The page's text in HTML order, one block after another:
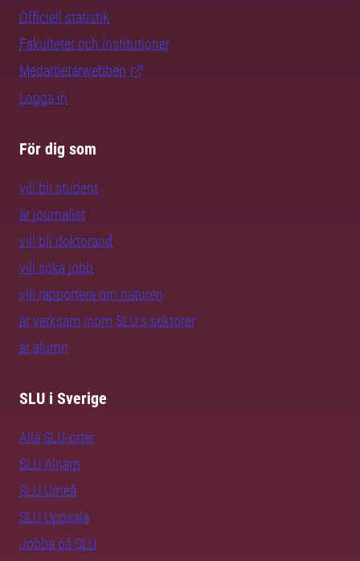
Officiell statistik
Fakulteter och institutioner
Medarbetarwebben
Logga in
För dig som
vill bli student
är journalist
vill bli doktorand
vill söka jobb
vill rapportera om naturen
är verksam inom SLU:s sektorer
är alumn
SLU i Sverige
Alla SLU-orter
SLU Alnarp
SLU Umeå
SLU Uppsala
Jobba på SLU